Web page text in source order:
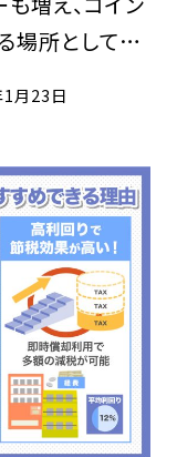
場所としての
ントはいくつ
月23日